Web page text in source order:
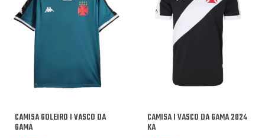
CAMISA GOLEIRO I VASCO DA
GAMA
CAMISA I VASCO DA GAMA 2024
KA